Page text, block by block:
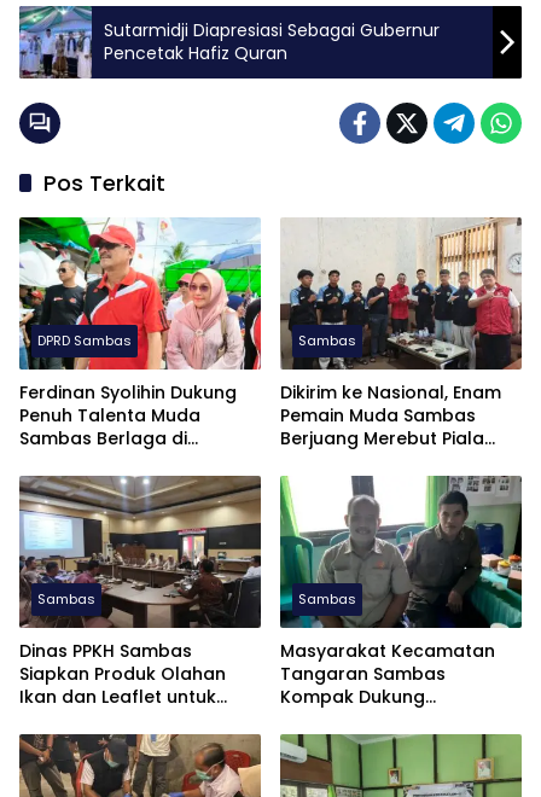
Sutarmidji Diapresiasi Sebagai Gubernur
Pencetak Hafiz Quran
Pos Terkait
DPRD Sambas
Ferdinan Syolihin Dukung
Penuh Talenta Muda
Sambas Berlaga di
Sambas
Dikirim ke Nasional, Enam
Pemain Muda Sambas
Berjuang Merebut Piala
Jatim
Sambas
Dinas PPKH Sambas
Siapkan Produk Olahan
Ikan dan Leaflet untuk
Sambas
Masyarakat Kecamatan
Tangaran Sambas
Kompak Dukung
III untuk Perkuat Aspirasi
Perbatasan